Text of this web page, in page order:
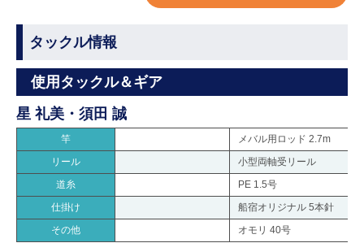
タックル情報
使用タックル＆ギア
星 礼美・須田 誠
竿
メバル用ロッド 2.7m
リール
小型両軸受リール
道糸
PE 1.5号
仕掛け
船宿オリジナル 5本針
その他
オモリ 40号